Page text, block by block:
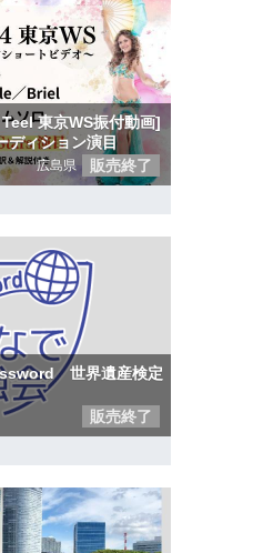
東京WS振付動画]
ディション演目
広島県 販売終了
世界遺産検定
販売終了